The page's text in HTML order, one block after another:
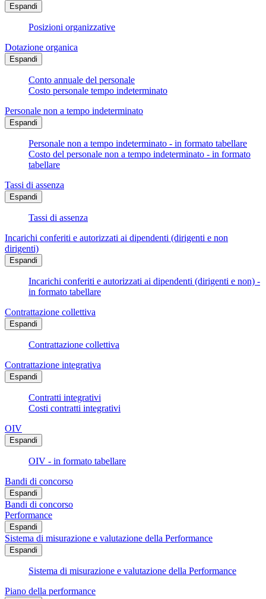
Espandi
Posizioni organizzative
Dotazione organica
Espandi
Conto annuale del personale
Costo personale tempo indeterminato
Personale non a tempo indeterminato
Espandi
Personale non a tempo indeterminato - in formato tabellare
Costo del personale non a tempo indeterminato - in formato
tabellare
Tassi di assenza
Espandi
Tassi di assenza
Incarichi conferiti e autorizzati ai dipendenti (dirigenti e non
dirigenti)
Espandi
Incarichi conferiti e autorizzati ai dipendenti (dirigenti e non) -
in formato tabellare
Contrattazione collettiva
Espandi
Contrattazione collettiva
Contrattazione integrativa
Espandi
Contratti integrativi
Costi contratti integrativi
OIV
Espandi
OIV - in formato tabellare
Bandi di concorso
Espandi
Bandi di concorso
Performance
Espandi
Sistema di misurazione e valutazione della Performance
Espandi
Sistema di misurazione e valutazione della Performance
Piano della performance